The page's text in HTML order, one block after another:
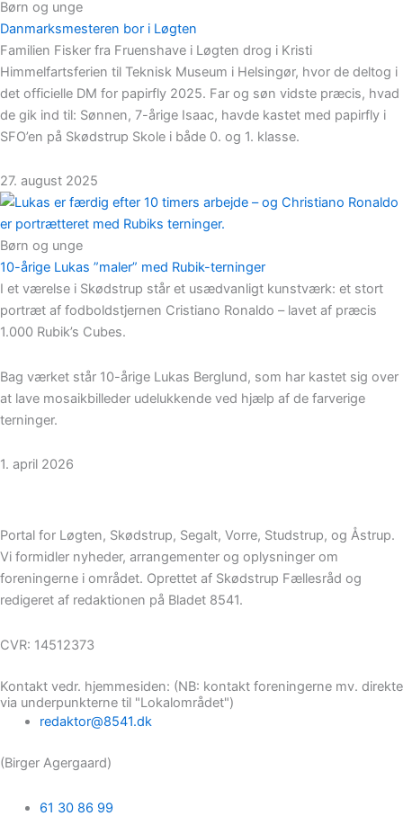
Børn og unge
Danmarksmesteren bor i Løgten
Familien Fisker fra Fruenshave i Løgten drog i Kristi
Himmelfartsferien til Teknisk Museum i Helsingør, hvor de deltog i
det officielle DM for papirfly 2025. Far og søn vidste præcis, hvad
de gik ind til: Sønnen, 7-årige Isaac, havde kastet med papirfly i
SFO’en på Skødstrup Skole i både 0. og 1. klasse.
27. august 2025
Børn og unge
10-årige Lukas ”maler” med Rubik-terninger
I et værelse i Skødstrup står et usædvanligt kunstværk: et stort
portræt af fodboldstjernen Cristiano Ronaldo – lavet af præcis
1.000 Rubik’s Cubes.
Bag værket står 10-årige Lukas Berglund, som har kastet sig over
at lave mosaikbilleder udelukkende ved hjælp af de farverige
terninger.
1. april 2026
Portal for Løgten, Skødstrup, Segalt, Vorre, Studstrup, og Åstrup.
Vi formidler nyheder, arrangementer og oplysninger om
foreningerne i området. Oprettet af Skødstrup Fællesråd og
redigeret af redaktionen på Bladet 8541.
CVR: 14512373
Kontakt vedr. hjemmesiden: (NB: kontakt foreningerne mv. direkte
via underpunkterne til "Lokalområdet")
redaktor@8541.dk
(Birger Agergaard)
61 30 86 99